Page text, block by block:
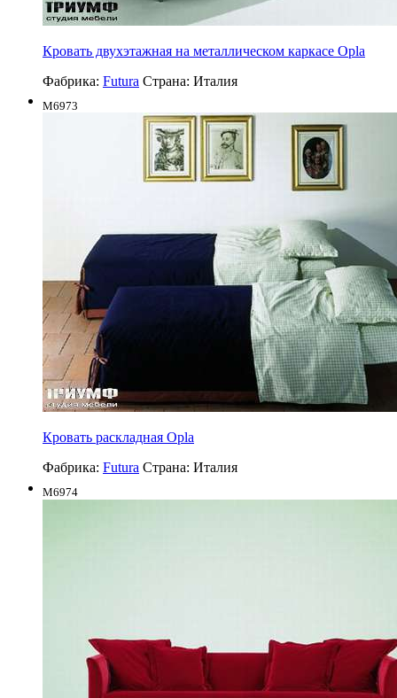
Кровать двухэтажная на металлическом каркасе Opla
Фабрика: Futura Страна: Италия
M6973
Кровать раскладная Opla
Фабрика: Futura Страна: Италия
M6974